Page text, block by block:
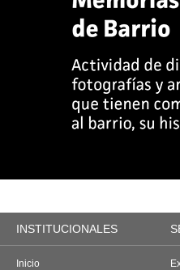
INSTITUCIONALES
Inicio